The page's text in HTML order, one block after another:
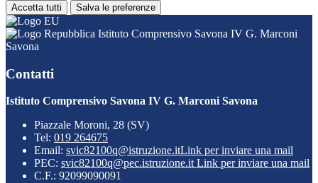
Accetta tutti Salva le preferenze
Istituto Comprensivo Savona IV G. Marconi
Savona
Contatti
Istituto Comprensivo Savona IV G. Marconi Savona
Piazzale Moroni, 28 (SV)
Tel: 019 264675
Email: svic82100q@istruzione.itLink per inviare una mail
PEC: svic82100q@pec.istruzione.it Link per inviare una mail
C.F.: 92099090091